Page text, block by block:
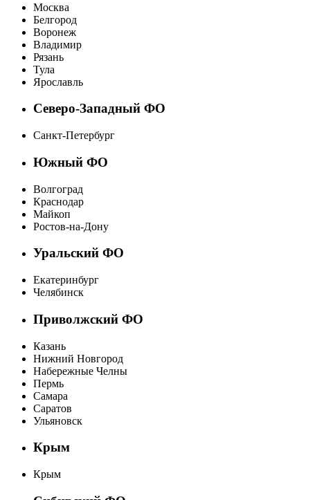
Москва
Белгород
Воронеж
Владимир
Рязань
Тула
Ярославль
Северо-Западный ФО
Санкт-Петербург
Южный ФО
Волгоград
Краснодар
Майкоп
Ростов-на-Дону
Уральский ФО
Екатеринбург
Челябинск
Приволжский ФО
Казань
Нижний Новгород
Набережные Челны
Пермь
Самара
Саратов
Ульяновск
Крым
Крым